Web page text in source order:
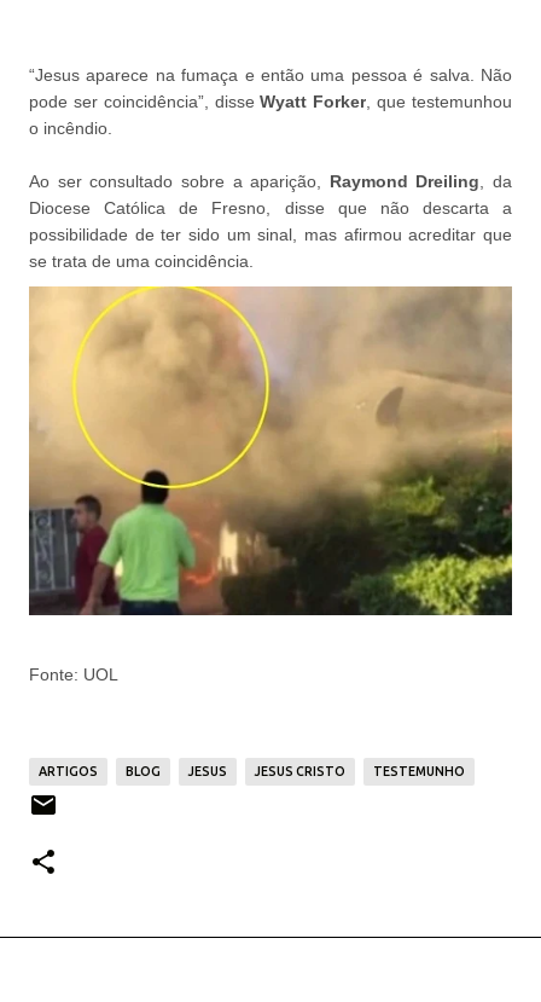
“Jesus aparece na fumaça e então uma pessoa é salva. Não
pode ser coincidência”, disseWyatt Forker , que testemunhou
o incêndio.
Ao ser consultado sobre a aparição, Raymond Dreiling , da
Diocese Católica de Fresno, disse que não descarta a
possibilidade de ter sido um sinal, mas afirmou acreditar que
se trata de uma coincidência.
Fonte: UOL
ARTIGOS BLOG JESUS JESUS CRISTO TESTEMUNHO